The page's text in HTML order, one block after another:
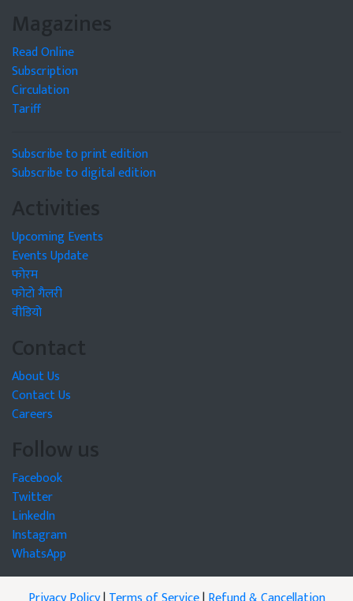
Magazines
Read Online
Subscription
Circulation
Tariff
Subscribe to print edition
Subscribe to digital edition
Activities
Upcoming Events
Events Update
फोरम
फोटो गैलरी
वीडियो
Contact
About Us
Contact Us
Careers
Follow us
Facebook
Twitter
LinkedIn
Instagram
WhatsApp